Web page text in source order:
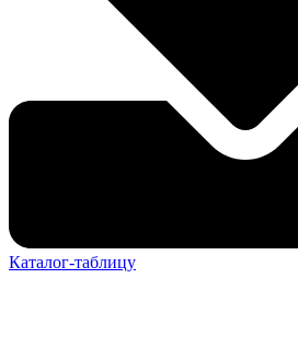
Каталог-таблицу